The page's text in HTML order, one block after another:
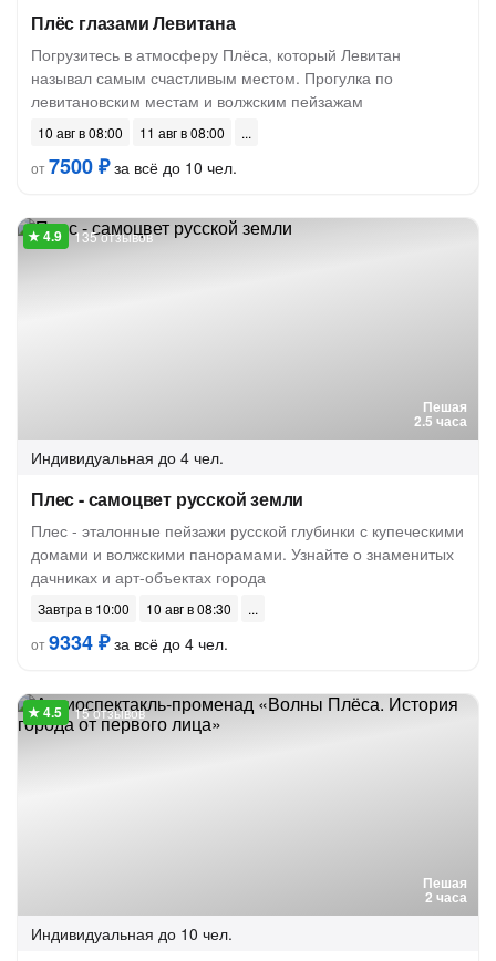
Плёс глазами Левитана
Погрузитесь в атмосферу Плёса, который Левитан
называл самым счастливым местом. Прогулка по
левитановским местам и волжским пейзажам
10 авг в 08:00
11 авг в 08:00
от7500 ₽за всё до 10 чел.
Пешая
2.5 часа
135 отзывов
Индивидуальная до 4 чел.
Плес - самоцвет русской земли
Плес - эталонные пейзажи русской глубинки с купеческими
домами и волжскими панорамами. Узнайте о знаменитых
дачниках и арт-объектах города
Завтра в 10:00
10 авг в 08:30
от9334 ₽за всё до 4 чел.
Пешая
2 часа
15 отзывов
Индивидуальная до 10 чел.